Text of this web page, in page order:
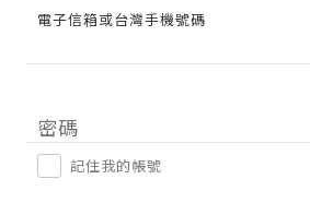
電子信箱或台灣手機號碼
密碼
記住我的帳號